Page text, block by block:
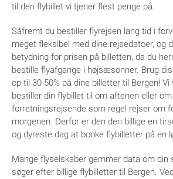
til den flybillet vi tjener flest penge på.
Såfremt du bestiller flyrejsen lang tid i
meget fleksibel med dine rejsedatoer, og
betydning for prisen på billetten, da du
bestille flyafgange i højsæsonner. Brug
op til 30-50% på dine billetter til Bergen!
bestiller din flybillet til om aftenen eller
forretningsrejsende som regel rejser om
morgenen. Derfor er den den billige en
og dyreste dag at booke flybilletter på en
Mange flyselskaber gemmer data om din
søger efter billige flybilletter til Bergen.